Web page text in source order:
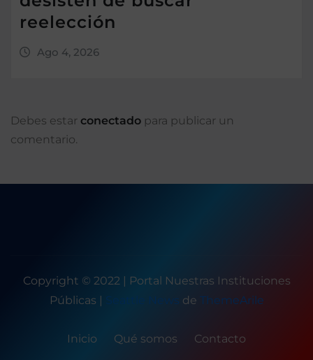
reelección
Ago 4, 2026
Debes estar conectado para publicar un
comentario.
Copyright © 2022 | Portal Nuestras Instituciones
Públicas | Seattle News de ThemeArile
Inicio Qué somos Contacto